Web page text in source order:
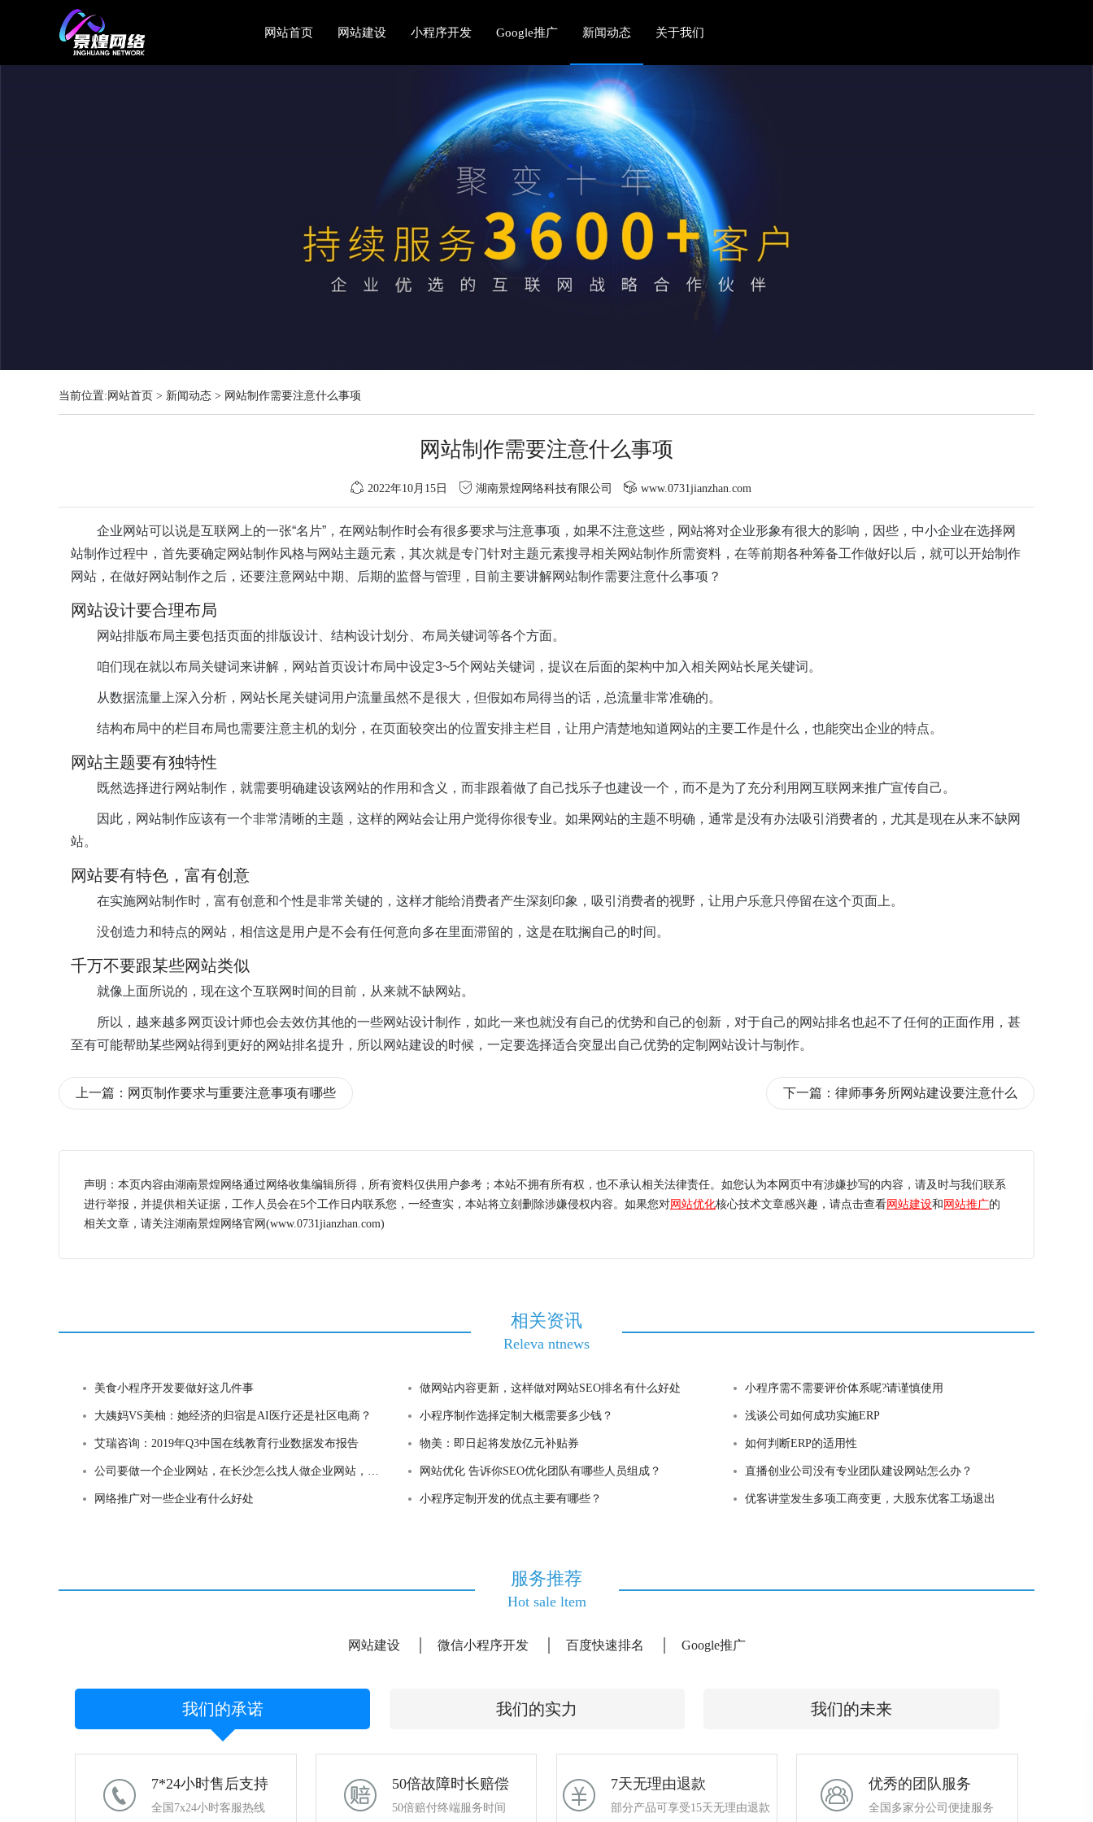
网站首页 网站建设 小程序开发 Google推广 新闻动态 关于我们
当前位置: 网站首页 > 新闻动态 > 网站制作需要注意什么事项
网站制作需要注意什么事项
2022年10月15日 湖南景煌网络科技有限公司 www.0731jianzhan.com
企业网站可以说是互联网上的一张“名片”，在网站制作时会有很多要求与注意事项，如果不注意这些，网站将对企业形象有很大的影响，因些，中小企业在选择网
站制作过程中，首先要确定网站制作风格与网站主题元素，其次就是专门针对主题元素搜寻相关网站制作所需资料，在等前期各种筹备工作做好以后，就可以开始制作
网站，在做好网站制作之后，还要注意网站中期、后期的监督与管理，目前主要讲解网站制作需要注意什么事项？
网站设计要合理布局
网站排版布局主要包括页面的排版设计、结构设计划分、布局关键词等各个方面。
咱们现在就以布局关键词来讲解，网站首页设计布局中设定3~5个网站关键词，提议在后面的架构中加入相关网站长尾关键词。
从数据流量上深入分析，网站长尾关键词用户流量虽然不是很大，但假如布局得当的话，总流量非常准确的。
结构布局中的栏目布局也需要注意主机的划分，在页面较突出的位置安排主栏目，让用户清楚地知道网站的主要工作是什么，也能突出企业的特点。
网站主题要有独特性
既然选择进行网站制作，就需要明确建设该网站的作用和含义，而非跟着做了自己找乐子也建设一个，而不是为了充分利用网互联网来推广宣传自己。
因此，网站制作应该有一个非常清晰的主题，这样的网站会让用户觉得你很专业。如果网站的主题不明确，通常是没有办法吸引消费者的，尤其是现在从来不缺网
站。
网站要有特色，富有创意
在实施网站制作时，富有创意和个性是非常关键的，这样才能给消费者产生深刻印象，吸引消费者的视野，让用户乐意只停留在这个页面上。
没创造力和特点的网站，相信这是用户是不会有任何意向多在里面滞留的，这是在耽搁自己的时间。
千万不要跟某些网站类似
就像上面所说的，现在这个互联网时间的目前，从来就不缺网站。
所以，越来越多网页设计师也会去效仿其他的一些网站设计制作，如此一来也就没有自己的优势和自己的创新，对于自己的网站排名也起不了任何的正面作用，甚
至有可能帮助某些网站得到更好的网站排名提升，所以网站建设的时候，一定要选择适合突显出自己优势的定制网站设计与制作。
上一篇： 网页制作要求与重要注意事项有哪些 下一篇： 律师事务所网站建设要注意什么
声明：本页内容由湖南景煌网络通过网络收集编辑所得，所有资料仅供用户参考；本站不拥有所有权，也不承认相关法律责任。如您认为本网页中有涉嫌抄写的内容，请及时与我们联系
进行举报，并提供相关证据，工作人员会在5个工作日内联系您，一经查实，本站将立刻删除涉嫌侵权内容。如果您对网站优化核心技术文章感兴趣，请点击查看网站建设和 网站推广的
相关文章，请关注湖南景煌网络官网(www.0731jianzhan.com)
相关资讯
Releva ntnews
美食小程序开发要做好这几件事 做网站内容更新，这样做对网站SEO排名有什么好处 小程序需不需要评价体系呢?请谨慎使用
大姨妈VS美柚：她经济的归宿是AI医疗还是社区电商？ 小程序制作选择定制大概需要多少钱？ 浅谈公司如何成功实施ERP
艾瑞咨询：2019年Q3中国在线教育行业数据发布报告 物美：即日起将发放亿元补贴券 如何判断ERP的适用性
公司要做一个企业网站，在长沙怎么找人做企业网站，长沙找人做网站 网站优化 告诉你SEO优化团队有哪些人员组成？ 直播创业公司没有专业团队建设网站怎么办？
网络推广对一些企业有什么好处 小程序定制开发的优点主要有哪些？ 优客讲堂发生多项工商变更，大股东优客工场退出
服务推荐
Hot sale ltem
网站建设 微信小程序开发 百度快速排名 Google推广
我们的承诺 我们的实力 我们的未来
7*24小时售后支持
全国7x24小时客服热线
50倍故障时长赔偿
50倍赔付终端服务时间
7天无理由退款
部分产品可享受15天无理由退款
优秀的团队服务
全国多家分公司便捷服务